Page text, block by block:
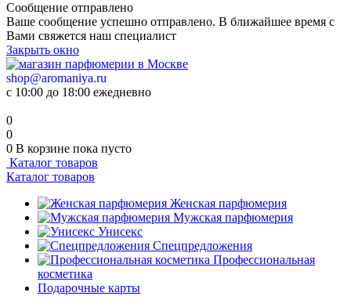
Сообщение отправлено
Ваше сообщение успешно отправлено. В ближайшее время с
Вами свяжется наш специалист
Закрыть окно
shop@aromaniya.ru
с 10:00 до 18:00 ежедневно
0
0
0 В корзине пока пусто
Каталог товаров
Каталог товаров
Женская парфюмерия
Мужская парфюмерия
Унисекс
Спецпредложения
Профессиональная
косметика
Подарочные карты